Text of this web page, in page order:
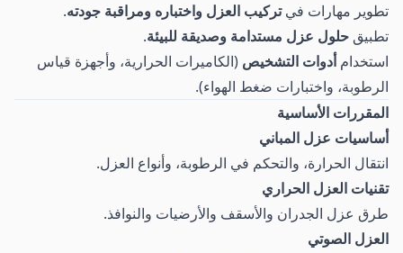
تطوير مهارات فيتركيب العزل واختباره ومراقبة جودته.
تطبيق حلول عزل مستدامة وصديقة للبيئة.
استخدامأدوات التشخيص (الكاميرات الحرارية، وأجهزة قياس
الرطوبة، واختبارات ضغط الهواء).
المقررات الأساسية
أساسيات عزل المباني
انتقال الحرارة، والتحكم في الرطوبة، وأنواع العزل.
تقنيات العزل الحراري
طرق عزل الجدران والأسقف والأرضيات والنوافذ.
العزل الصوتي